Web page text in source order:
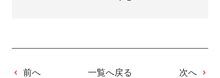
前へ 一覧へ戻る 次へ